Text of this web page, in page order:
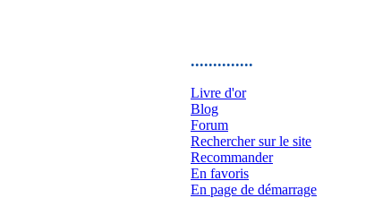
..............
Livre d'or
Blog
Forum
Rechercher sur le site
Recommander
En favoris
En page de démarrage